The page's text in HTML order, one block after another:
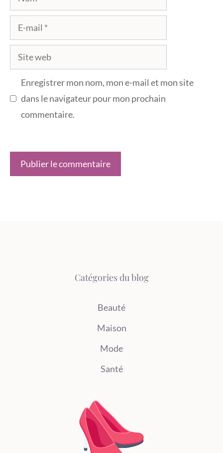
mail
Site
web
Enregistrer mon nom, mon e-mail et mon site
dans le navigateur pour mon prochain
commentaire.
Catégories du blog
Beauté
Maison
Mode
Santé